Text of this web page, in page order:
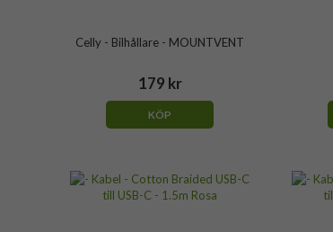
Celly - Bilhållare - MOUNTVENT
179 kr
KÖP